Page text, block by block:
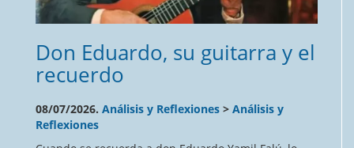
Don Eduardo, su guitarra y el
recuerdo
08/07/2026. Análisis y Reflexiones > Análisis y
Reflexiones